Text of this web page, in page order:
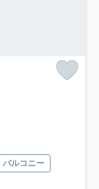
バルコニー